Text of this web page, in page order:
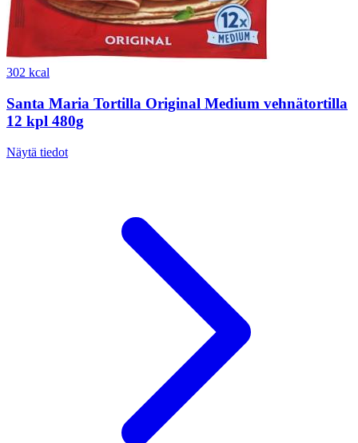
302 kcal
Santa Maria Tortilla Original Medium vehnätortilla
12 kpl 480g
Näytä tiedot